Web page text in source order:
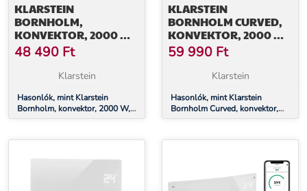
KLARSTEIN
BORNHOLM,
KONVEKTOR, 2000 W,
LED KIJELZŐ, 2 FŰTÉSI
FOKOZAT, FEHÉR
48 490 Ft
Klarstein
Hasonlók, mint Klarstein
Bornholm, konvektor, 2000 W,
LED kijelző, 2 fűtési fokozat,
KLARSTEIN
BORNHOLM CURVED,
KONVEKTOR, 2000 W,
TERMOSZTÁT, IDŐZÍTŐ,
FEHÉR
59 990 Ft
Klarstein
Hasonlók, mint Klarstein
Bornholm Curved, konvektor,
2000 W, termosztát, időzítő,